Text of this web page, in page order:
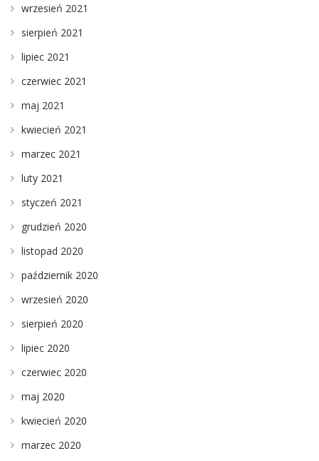
wrzesień 2021
sierpień 2021
lipiec 2021
czerwiec 2021
maj 2021
kwiecień 2021
marzec 2021
luty 2021
styczeń 2021
grudzień 2020
listopad 2020
październik 2020
wrzesień 2020
sierpień 2020
lipiec 2020
czerwiec 2020
maj 2020
kwiecień 2020
marzec 2020